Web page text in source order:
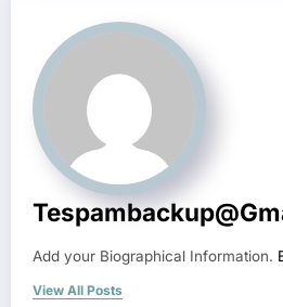
Add your Biographical Information.
View All Posts